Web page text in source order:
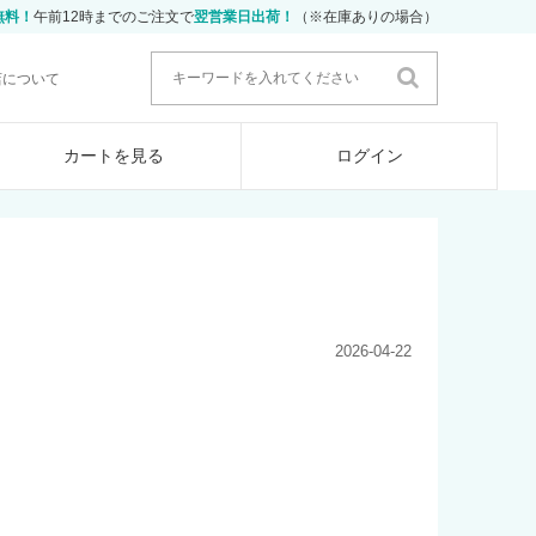
！ 午前12時までのご注文で翌営業日出荷！ （※在庫ありの場合）
ついて
カートを見る ログイン
2026-04-22